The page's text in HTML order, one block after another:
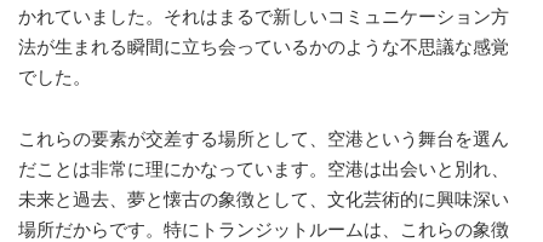
かれていました。それはまるで新しいコミュニケーション方
法が生まれる瞬間に立ち会っているかのような不思議な感覚
でした。
これらの要素が交差する場所として、空港という舞台を選ん
だことは非常に理にかなっています。空港は出会いと別れ、
未来と過去、夢と懐古の象徴として、文化芸術的に興味深い
場所だからです。特にトランジットルームは、これらの象徴